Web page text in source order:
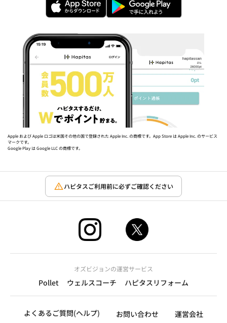
Apple および Apple ロゴは米国その他の国で登録された Apple Inc. の商標です。App Store は Apple Inc. のサービス
マークです。
Google Play は Google LLC の商標です。
ハピタスご利用前に必ずご確認ください
オズビジョンの運営サービス
Pollet ウェルスコーチ ハピタスリフォーム
よくあるご質問(ヘルプ) お問い合わせ 運営会社